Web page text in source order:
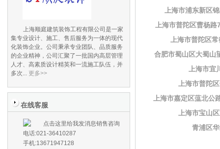
上海顺庭建筑装饰工程有限公司是一家
集专业设计、施工、售后服务为一体的现代
化装饰企业。公司秉承专业团队、品质服务
的企业精神，公司汇聚了一批国内高层管理
人才、高素质设计精英和一流施工队伍，并
多次... 更多>>
在线客服
销售咨询
电话:021-36410287
手机:13671947128
上海市浦东新区
上海市普陀区曹杨
上海市普陀区
合肥市蜀山区大蜀山
上海市宜
上海市普陀
上海市嘉定区蕰北公
上海市宝山
青浦区